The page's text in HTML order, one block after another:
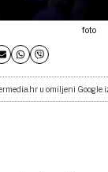
foto
u omiljeni Google